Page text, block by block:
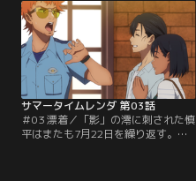
ある」と打ち明けられる。さらには
潮の妹・澪までも潮は殺されたと訴
える。日都ヶ島には、自分と同じ姿
の「影」を見たものは死ぬという伝
承があった。【提供：バンダイチャ
ンネル】
サマータイムレンダ 第03話
＃03 漂着／「影」の澪に刺された慎
平はまたも7月22日を繰り返す。